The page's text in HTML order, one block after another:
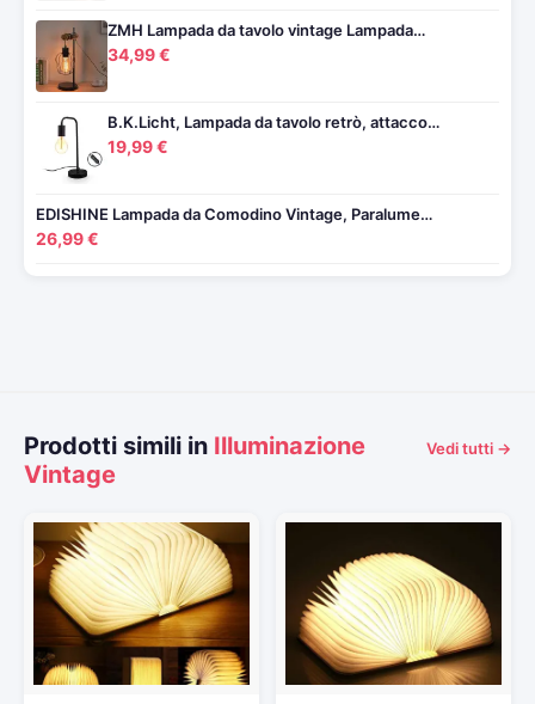
ZMH Lampada da tavolo vintage Lampada…
34,99 €
B.K.Licht, Lampada da tavolo retrò, attacco…
19,99 €
EDISHINE Lampada da Comodino Vintage, Paralume…
26,99 €
Prodotti simili in Illuminazione
Vintage
Vedi tutti →